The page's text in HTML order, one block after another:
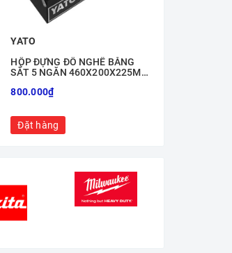
YATO
HỘP ĐỰNG ĐỒ NGHỀ BẰNG
SẮT 5 NGĂN 460X200X225MM
800.000₫
Đặt hàng